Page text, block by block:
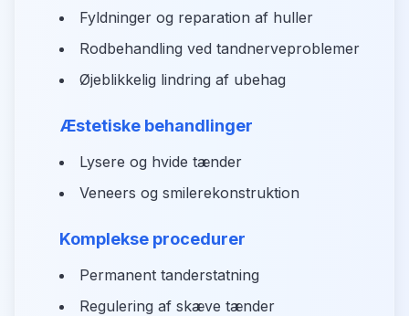
Fyldninger og reparation af huller
Rodbehandling ved tandnerveproblemer
Øjeblikkelig lindring af ubehag
Æstetiske behandlinger
Lysere og hvide tænder
Veneers og smilerekonstruktion
Komplekse procedurer
Permanent tanderstatning
Regulering af skæve tænder